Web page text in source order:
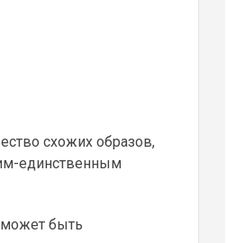
схожих образов,
единственным
может быть